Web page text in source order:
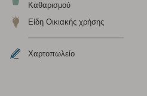
Καθαρισμού
Είδη Οικιακής χρήσης
Χαρτοπωλείο